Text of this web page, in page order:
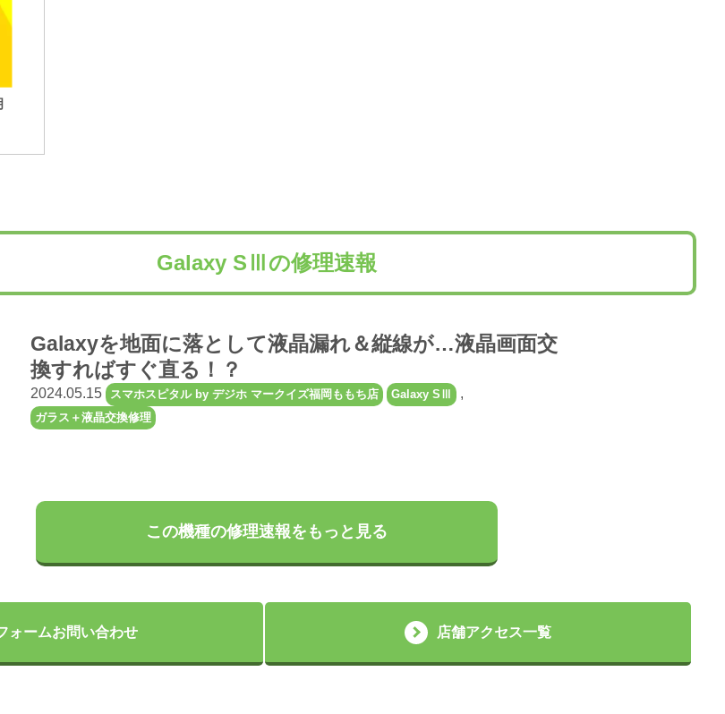
Galaxy SⅢの修理速報
Galaxyを地面に落として液晶漏れ＆縦線が…液晶画面交
換すればすぐ直る！？
2024.05.15 スマホスピタル by デジホ マークイズ福岡ももち店 Galaxy SⅢ ,
ガラス＋液晶交換修理
この機種の修理速報をもっと見る
ォームお問い合わせ 店舗アクセス一覧